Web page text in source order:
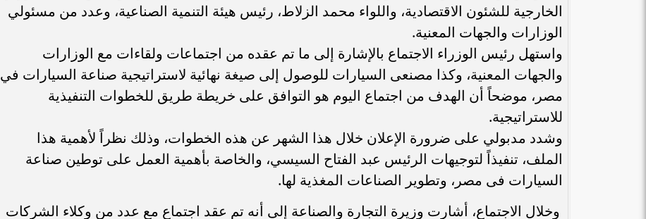
الخارجية للشئون الاقتصادية، واللواء محمد الزلاط، رئيس هيئة التنمية الصناعية، وعدد من مسئولي
الوزارات والجهات المعنية.
واستهل رئيس الوزراء الاجتماع بالإشارة إلى ما تم عقده من اجتماعات ولقاءات مع الوزارات
والجهات المعنية، وكذا مصنعى السيارات للوصول إلى صيغة نهائية لاستراتيجية صناعة السيارات في
مصر، موضحاً أن الهدف من اجتماع اليوم هو التوافق على خريطة طريق للخطوات التنفيذية
للاستراتيجية.
وشدد مدبولي على ضرورة الإعلان خلال هذا الشهر عن هذه الخطوات، وذلك نظراً لأهمية هذا
الملف، تنفيذاً لتوجيهات الرئيس عبد الفتاح السيسي، والخاصة بأهمية العمل على توطين صناعة
السيارات فى مصر، وتطوير الصناعات المغذية لها.
وخلال الاجتماع، أشارت وزيرة التجارة والصناعة إلى أنه تم عقد اجتماع مع عدد من وكلاء الشركات